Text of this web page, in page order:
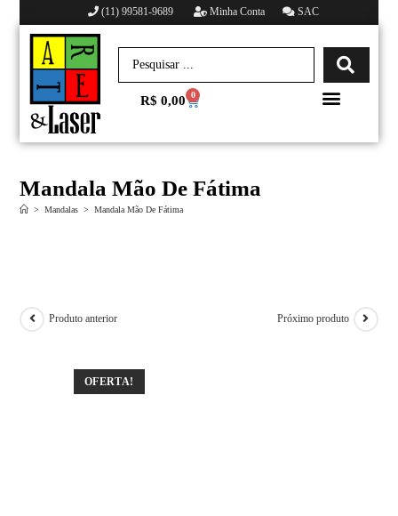
(11) 99581-9689 Minha Conta SAC
R$ 0,00 0
Mandala Mão De Fátima
> Mandalas > Mandala Mão De Fátima
OFERTA!
Produto anterior Próximo produto